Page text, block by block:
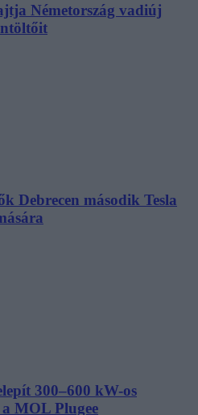
Németország vadiúj
Debrecen második Tesla
300–600 kW-os
MOL Plugee